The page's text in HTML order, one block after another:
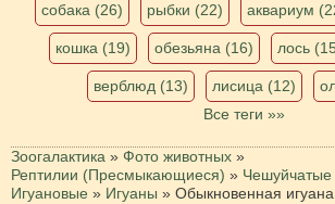
собака (26) рыбки (22) аквариум
кошка (19) обезьяна (16) лось
верблюд (13) лисица (12)
Все теги »»
Зоогалактика » Фото животных »
Рептилии (Пресмыкающиеся) » Чешуйчатые
Игуановые » Игуаны » Обыкновенная игуана